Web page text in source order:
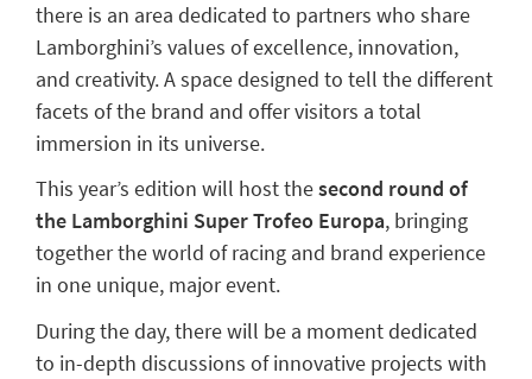
there is an area dedicated to partners who share
Lamborghini’s values of excellence, innovation,
and creativity. A space designed to tell the different
facets of the brand and offer visitors a total
immersion in its universe.
This year’s edition will host thesecond round of
the Lamborghini Super Trofeo Europa, bringing
together the world of racing and brand experience
in one unique, major event.
During the day, there will be a moment dedicated
to in-depth discussions of innovative projects with